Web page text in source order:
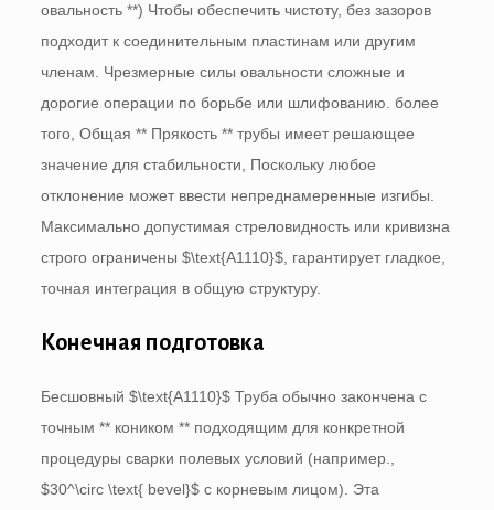
овальность **) Чтобы обеспечить чистоту, без зазоров
подходит к соединительным пластинам или другим
членам. Чрезмерные силы овальности сложные и
дорогие операции по борьбе или шлифованию. более
того, Общая ** Прякость ** трубы имеет решающее
значение для стабильности, Поскольку любое
отклонение может ввести непреднамеренные изгибы.
Максимально допустимая стреловидность или кривизна
строго ограничены $\text{A1110}$, гарантирует гладкое,
точная интеграция в общую структуру.
Конечная подготовка
Бесшовный $\text{A1110}$Труба обычно закончена с
точным ** коником ** подходящим для конкретной
процедуры сварки полевых условий (например.,
$30^\circ \text{ bevel}$с корневым лицом). Эта